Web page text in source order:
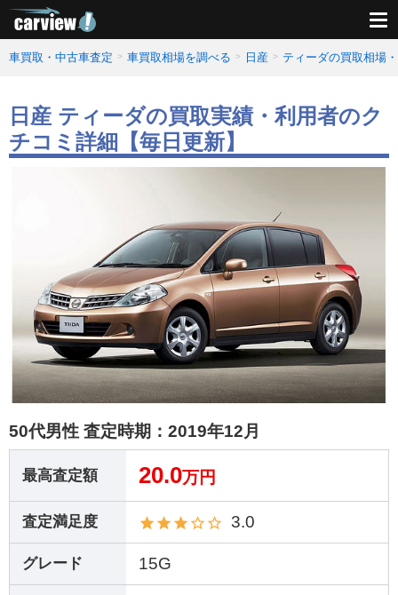
車買取・中古車査定 車買取相場を調べる 日産 ティーダの買取相場
日産 ティーダの買取実績・利用者のク
チコミ詳細【毎日更新】
50代男性 査定時期： 2019年12月
最高査定額 20.0万円
査定満足度 3.0
グレード 15G